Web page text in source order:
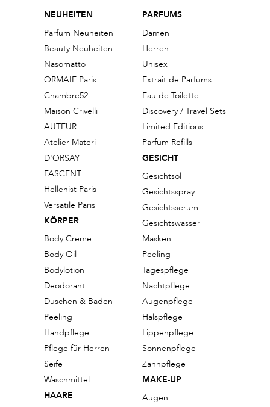
NEUHEITEN
Parfum Neuheiten
Beauty Neuheiten
Nasomatto
ORMAIE Paris
Chambre52
Maison Crivelli
AUTEUR
Atelier Materi
D'ORSAY
FASCENT
Hellenist Paris
Versatile Paris
KÖRPER
Body Creme
Body Oil
Bodylotion
Deodorant
Duschen & Baden
Peeling
Handpflege
Pflege für Herren
Seife
Waschmittel
HAARE
PARFUMS
Damen
Herren
Unisex
Extrait de Parfums
Eau de Toilette
Discovery / Travel Sets
Limited Editions
Parfum Refills
GESICHT
Gesichtsöl
Gesichtsspray
Gesichtsserum
Gesichtswasser
Masken
Peeling
Tagespflege
Nachtpflege
Augenpflege
Halspflege
Lippenpflege
Sonnenpflege
Zahnpflege
MAKE-UP
Augen